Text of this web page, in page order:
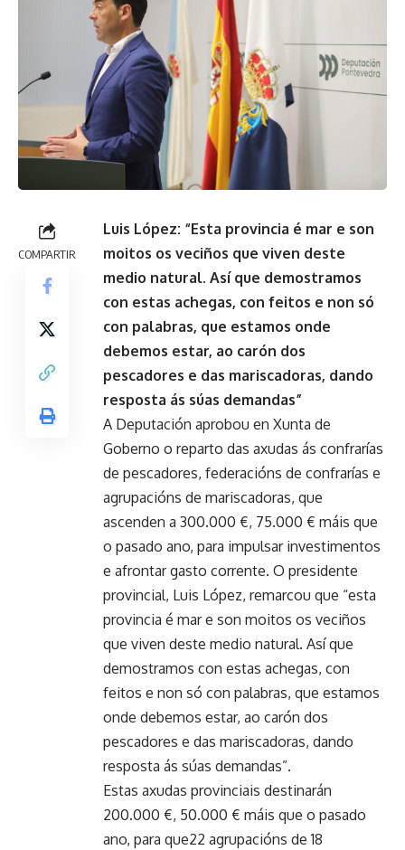
COMPARTIR
Luis López: “Esta provincia é mar e son
moitos os veciños que viven deste
medio natural. Así que demostramos
con estas achegas, con feitos e non só
con palabras, que estamos onde
debemos estar, ao carón dos
pescadores e das mariscadoras, dando
resposta ás súas demandas”
A Deputación aprobou en Xunta de
Goberno o reparto das axudas ás confrarías
de pescadores, federacións de confrarías e
agrupacións de mariscadoras, que
ascenden a 300.000 €, 75.000 € máis que
o pasado ano, para impulsar investimentos
e afrontar gasto corrente. O presidente
provincial, Luis López, remarcou que “esta
provincia é mar e son moitos os veciños
que viven deste medio natural. Así que
demostramos con estas achegas, con
feitos e non só con palabras, que estamos
onde debemos estar, ao carón dos
pescadores e das mariscadoras, dando
resposta ás súas demandas”.
Estas axudas provinciais destinarán
200.000 €, 50.000 € máis que o pasado
ano, para que22 agrupacións de 18